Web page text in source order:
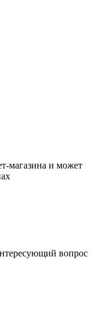
магазина и может
вопрос